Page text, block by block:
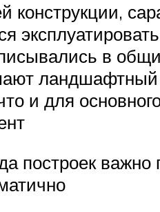
конструкции,
в
ландшафтный
и для
построек